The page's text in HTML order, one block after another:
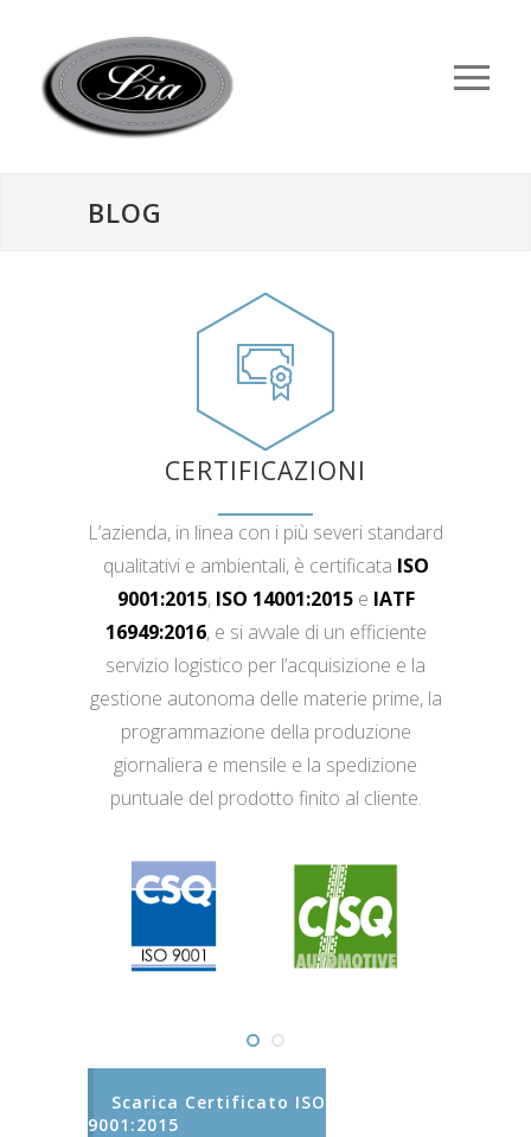
BLOG
CERTIFICAZIONI
L’azienda, in linea con i più severi standard
qualitativi e ambientali, è certificata ISO
9001:2015, ISO 14001:2015e IATF
16949:2016, e si avvale di un efficiente
servizio logistico per l’acquisizione e la
gestione autonoma delle materie prime, la
programmazione della produzione
giornaliera e mensile e la spedizione
puntuale del prodotto finito al cliente.
Scarica Certificato ISO
9001:2015